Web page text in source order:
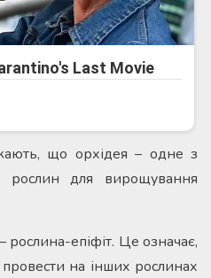
що орхідея – одне з
рослин для вирощування
рослина-епіфіт. Це означає,
на інших рослинах